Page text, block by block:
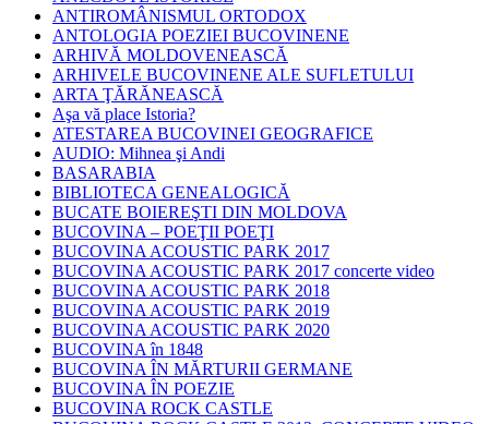
ANTIROMÂNISMUL ORTODOX
ANTOLOGIA POEZIEI BUCOVINENE
ARHIVĂ MOLDOVENEASCĂ
ARHIVELE BUCOVINENE ALE SUFLETULUI
ARTA ŢĂRĂNEASCĂ
Aşa vă place Istoria?
ATESTAREA BUCOVINEI GEOGRAFICE
AUDIO: Mihnea şi Andi
BASARABIA
BIBLIOTECA GENEALOGICĂ
BUCATE BOIEREŞTI DIN MOLDOVA
BUCOVINA – POEŢII POEŢI
BUCOVINA ACOUSTIC PARK 2017
BUCOVINA ACOUSTIC PARK 2017 concerte video
BUCOVINA ACOUSTIC PARK 2018
BUCOVINA ACOUSTIC PARK 2019
BUCOVINA ACOUSTIC PARK 2020
BUCOVINA în 1848
BUCOVINA ÎN MĂRTURII GERMANE
BUCOVINA ÎN POEZIE
BUCOVINA ROCK CASTLE